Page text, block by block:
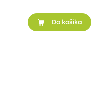
Do košíka